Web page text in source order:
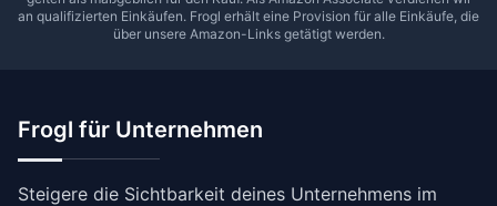
an qualifizierten Einkäufen. Frogl erhält eine Provision für alle Einkäufe, die
über unsere Amazon-Links getätigt werden.
Frogl für Unternehmen
Steigere die Sichtbarkeit deines Unternehmens im